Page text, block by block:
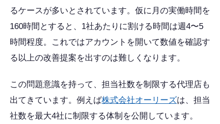
るケースが多いとされています。仮に月の実働時間を
160時間とすると、1社あたりに割ける時間は週4〜5
時間程度。これではアカウントを開いて数値を確認す
る以上の改善提案を出すのは難しくなります。
この問題意識を持って、担当社数を制限する代理店も
出てきています。例えば株式会社オーリーズは、担当
社数を最大4社に制限する体制を公開しています。